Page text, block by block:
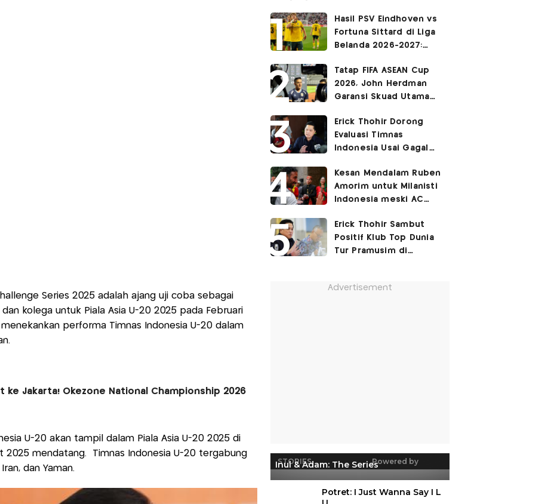
Series 2025 adalah ajang uji coba sebagai
kolega untuk Piala Asia U-20 2025 pada Februari
performa Timnas Indonesia U-20 dalam
ke Jakarta! Okezone National Championship 2026
U-20 akan tampil dalam Piala Asia U-20 2025 di
2025 mendatang. Timnas Indonesia U-20 tergabung
dan Yaman.
Hasil PSV Eindhoven vs
Fortuna Sittard di Liga
Belanda 2026-2027:
Menit, Ole Romeny
Cetak Gol Debut
Tatap FIFA ASEAN Cup
2026, John Herdman
Garansi Skuad Utama
Diperkuat Kevin Diks
dan Jay Idzes
Erick Thohir Dorong
Evaluasi Timnas
Indonesia Usai Gagal
AFF 2026
Kesan Mendalam Ruben
Amorim untuk Milanisti
Indonesia meski AC
di SUGBK
Erick Thohir Sambut
Positif Klub Top Dunia
Tur Pramusim di
Advertisement